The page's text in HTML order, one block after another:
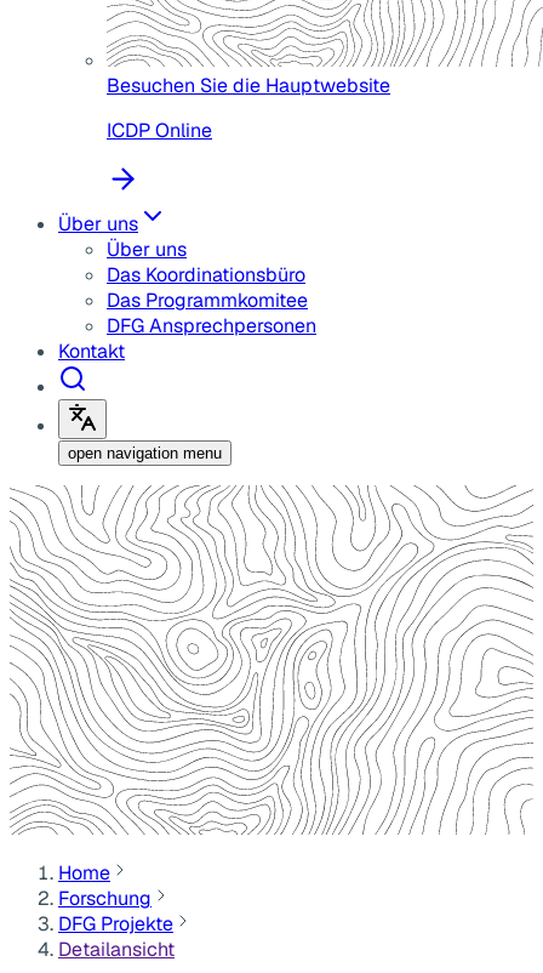
Besuchen Sie die Hauptwebsite
ICDP Online
Über uns
Über uns
Das Koordinationsbüro
Das Programmkomitee
DFG Ansprechpersonen
Kontakt
open navigation menu
Home
Forschung
DFG Projekte
Detailansicht